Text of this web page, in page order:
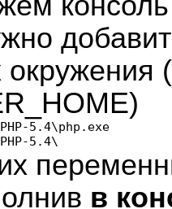
5.4\php.exe
5.4\
в